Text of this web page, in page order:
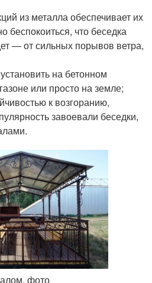
из металла обеспечивает их
беспокоиться, что беседка
— от сильных порывов ветра,
на бетонном
или просто на земле;
к возгоранию,
завоевали беседки,
фото